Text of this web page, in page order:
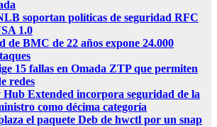
soportan políticas de seguridad RFC
1.0
de BMC de 22 años expone 24.000
15 fallas en Omada ZTP que permiten
redes
Hub Extended incorpora seguridad de la
como décima categoría
el paquete Deb de hwctl por un snap